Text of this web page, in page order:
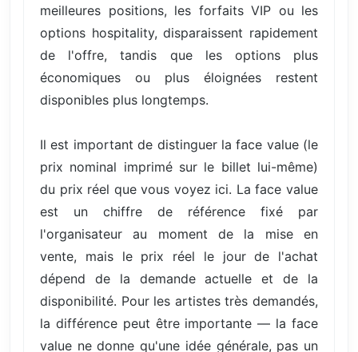
meilleures positions, les forfaits VIP ou les
options hospitality, disparaissent rapidement
de l'offre, tandis que les options plus
économiques ou plus éloignées restent
disponibles plus longtemps.
Il est important de distinguer la face value (le
prix nominal imprimé sur le billet lui-même)
du prix réel que vous voyez ici. La face value
est un chiffre de référence fixé par
l'organisateur au moment de la mise en
vente, mais le prix réel le jour de l'achat
dépend de la demande actuelle et de la
disponibilité. Pour les artistes très demandés,
la différence peut être importante — la face
value ne donne qu'une idée générale, pas un